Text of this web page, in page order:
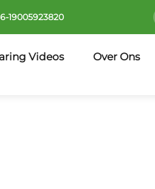
19005923820
Videos
Over Ons